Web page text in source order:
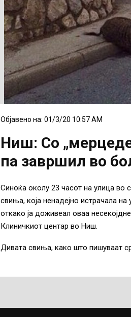
Објавено на: 01/3/20 10:57 AM
Ниш: Со
па завршил во
Синоќа околу 23 часот на улица во
свиња, која ненадејно истрачала
откако ја доживеал оваа
Клиничкиот центар во Ниш.
Дивата свиња, како што пишуваат